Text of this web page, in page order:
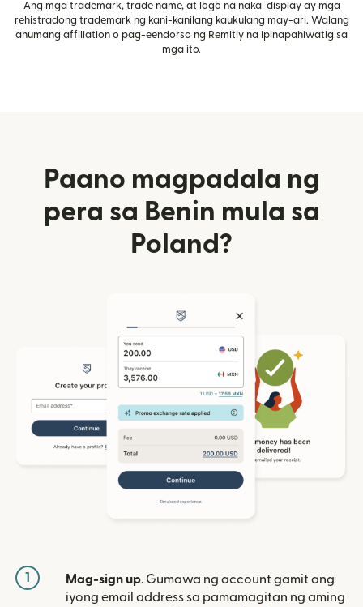
Ang mga trademark, trade name, at logo na naka-display ay mga
rehistradong trademark ng kani-kanilang kaukulang may-ari. Walang
anumang affiliation o pag-eendorso ng Remitly na ipinapahiwatig sa
mga ito.
Paano magpadala ng
pera sa Benin mula sa
Poland?
1 Mag-sign up. Gumawa ng account gamit ang
iyong email address sa pamamagitan ng aming